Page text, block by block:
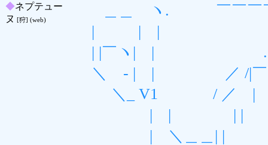
◆ネプテュー
ヌ
[狩] (web)
＿＿ ヽ. ￣￣￣
| | | ／
| |￣ヽ| | .ィ￣
＼ゝ- | | ／ /|￣
＼_ V1 / ／ |
| | | | ￣
| ＼＿＿| | ￣